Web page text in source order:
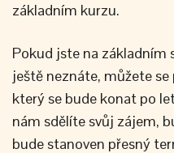
základním kurzu.
Pokud jste na základním
ještě neznáte, můžete
který se bude konat po
nám sdělíte svůj zájem,
bude stanoven přesný